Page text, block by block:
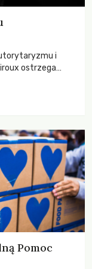
i
ostrzega
Pomoc